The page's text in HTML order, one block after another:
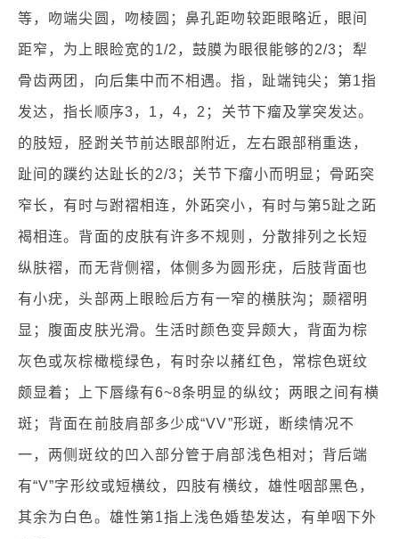
等，吻端尖圆，吻棱圆；鼻孔距吻较距眼略近，眼间
距窄，为上眼睑宽的1/2，鼓膜为眼很能够的2/3；犁
骨齿两团，向后集中而不相遇。指，趾端钝尖；第1指
发达，指长顺序3，1，4，2；关节下瘤及掌突发达。
的肢短，胫跗关节前达眼部附近，左右跟部稍重迭，
趾间的蹼约达趾长的2/3；关节下瘤小而明显；骨跖突
窄长，有时与跗褶相连，外跖突小，有时与第5趾之跖
褐相连。背面的皮肤有许多不规则，分散排列之长短
纵肤褶，而无背侧褶，体侧多为圆形疣，后肢背面也
有小疣，头部两上眼睑后方有一窄的横肤沟；颞褶明
显；腹面皮肤光滑。生活时颜色变异颇大，背面为棕
灰色或灰棕橄榄绿色，有时杂以赭红色，常棕色斑纹
颇显着；上下唇缘有6~8条明显的纵纹；两眼之间有横
斑；背面在前肢肩部多少成“VV”形斑，断续情况不
一，两侧斑纹的凹入部分管于肩部浅色相对；背后端
有“V”字形纹或短横纹，四肢有横纹，雄性咽部黑色，
其余为白色。雄性第1指上浅色婚垫发达，有单咽下外